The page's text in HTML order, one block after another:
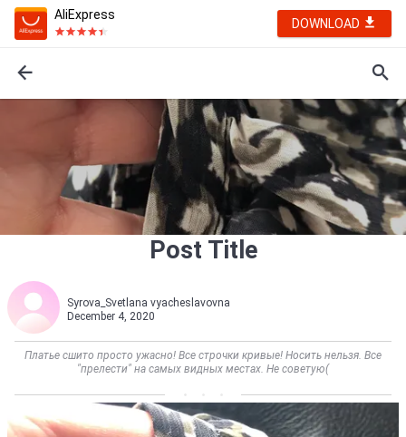
AliExpress
DOWNLOAD
Post Title
Syrova_Svetlana vyacheslavovna
December 4, 2020
Платье сшито просто ужасно! Все строчки кривые! Носить нельзя. Все
"прелести" на самых видных местах. Не советую(